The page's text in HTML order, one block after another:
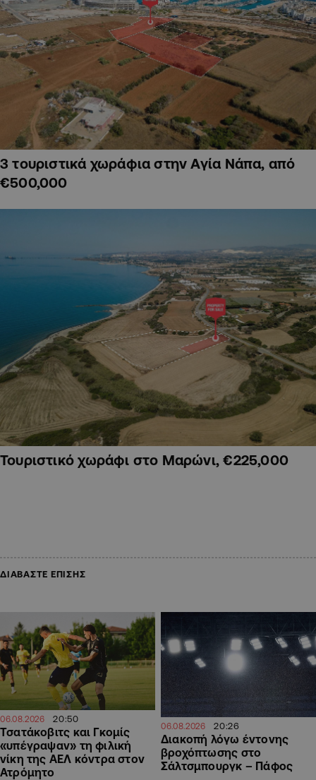
3 τουριστικά χωράφια στην Αγία Νάπα, από
€500,000
Τουριστικό χωράφι στο Μαρώνι, €225,000
ΔΙΑΒΑΣΤΕ ΕΠΙΣΗΣ
06.08.2026 20:50
Τσατάκοβιτς και Γκομίς
«υπέγραψαν» τη φιλική
νίκη της ΑΕΛ κόντρα στον
Ατρόμητο
06.08.2026 20:26
Διακοπή λόγω έντονης
βροχόπτωσης στο
Σάλτσμπουργκ – Πάφος